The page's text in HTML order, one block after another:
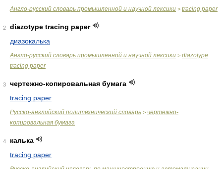
Англо-русский словарь промышленной и научной лексики > tracing paper
2
diazotype tracing paper
диазокалька
Англо-русский словарь промышленной и научной лексики > diazotype
tracing paper
3
чертежно-копировальная бумага
tracing paper
Русско-английский политехнический словарь > чертежно-
копировальная бумага
4
калька
tracing paper